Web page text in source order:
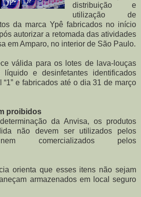
distribuição e
utilização de
da marca Ypê fabricados no início
autorizar a retomada das atividades
em Amparo, no interior de São Paulo.
válida para os lotes de lava-louças
líquido e desinfetantes identificados
e fabricados até o dia 31 de março
proibidos
da Anvisa, os produtos
não devem ser utilizados pelos
comercializados pelos
orienta que esses itens não sejam
armazenados em local seguro